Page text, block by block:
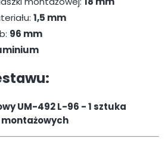
1,5 mm
96 mm
UM-492 L-96 - 1 sztuka